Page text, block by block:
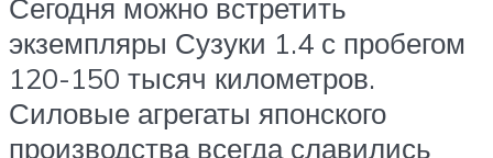
Сегодня можно встретить
экземпляры Сузуки 1.4 с пробегом
120-150 тысяч километров.
Силовые агрегаты японского
производства всегда славились